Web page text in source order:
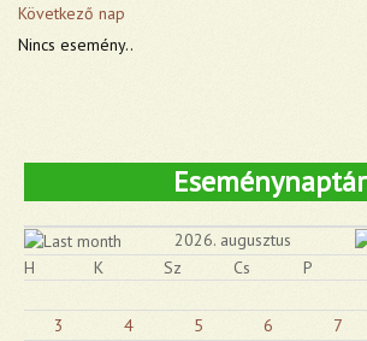
Következő nap
Nincs esemény..
Eseménynaptár
2026. augusztus
H
K Sz Cs P
3
4 5 6 7